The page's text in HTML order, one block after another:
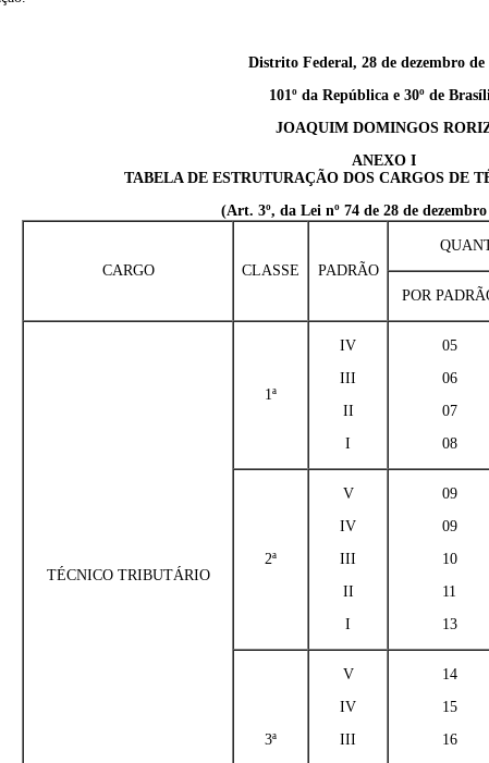
Distrito Federal, 28 de dezembro de
101º da República e 30º de
JOAQUIM DOMINGOS
ANEXO I
TABELA DE ESTRUTURAÇÃO DOS CARGOS DE
(Art. 3º, da Lei nº 74 de 28 de dezembro
CARGO CLASSE PADRÃO
POR
TÉCNICO TRIBUTÁRIO
1ª
IV
III
II
I
05
06
07
08
2ª
V
IV
III
II
I
09
09
10
11
13
3ª
V
IV
III
14
15
16